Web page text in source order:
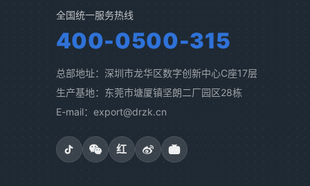
全国统一服务热线
400-0500-315
总部地址：深圳市龙华区数字创新中心C座17层
生产基地：东莞市塘厦镇坚朗二厂园区28栋
E-mail：export@drzk.cn
红